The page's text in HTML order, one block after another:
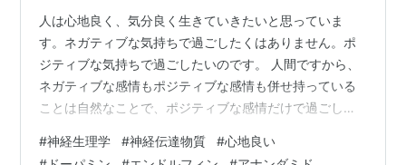
人は心地良く、気分良く生きていきたいと思っていま
す。ネガティブな気持ちで過ごしたくはありません。ポ
ジティブな気持ちで過ごしたいのです。 人間ですから、
ネガティブな感情もポジティブな感情も併せ持っている
ことは自然なことで、ポジティブな感情だけで過ごして
ティブな感情を抱えることも健全で、ですが、それだけ
#神経生理学 #神経伝達物質 #心地良い